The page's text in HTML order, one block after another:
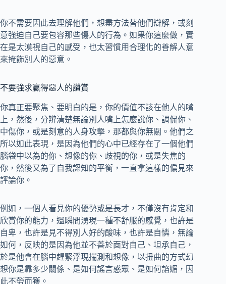
你不需要因此去理解他們，想盡方法替他們辯解，或刻
意強迫自己要包容那些傷人的行為。如果你這麼做，實
在是太漠視自己的感受，也太習慣用合理化的善解人意
來掩飾別人的惡意。
不要強求贏得惡人的讚賞
你真正要聚焦、要明白的是，你的價值不該在他人的嘴
上，然後，分辨清楚無論別人嘴上怎麼說你、調侃你、
中傷你，或是刻意的人身攻擊，那都與你無關。他們之
所以如此表現，是因為他們的心中已經存在了一個他們
腦袋中以為的你、想像的你、歧視的你，或是失焦的
你，然後又為了自我認知的平衡，一直拿這樣的偏見來
評論你。
例如，一個人看見你的優勢或是長才，不僅沒有肯定和
欣賞你的能力，還瞬間湧現一種不舒服的感覺，也許是
自卑，也許是見不得別人好的酸味，也許是自憐，無論
如何，反映的是因為他並不善於面對自己、坦承自己，
於是他會在腦中趕緊浮現揣測和想像，以扭曲的方式幻
想你是靠多少關係、是如何謠言惑眾、是如何諂媚，因
此不勞而獲。